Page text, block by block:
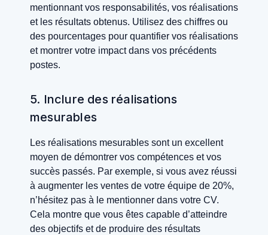
mentionnant vos responsabilités, vos réalisations
et les résultats obtenus. Utilisez des chiffres ou
des pourcentages pour quantifier vos réalisations
et montrer votre impact dans vos précédents
postes.
5. Inclure des réalisations
mesurables
Les réalisations mesurables sont un excellent
moyen de démontrer vos compétences et vos
succès passés. Par exemple, si vous avez réussi
à augmenter les ventes de votre équipe de 20%,
n’hésitez pas à le mentionner dans votre CV.
Cela montre que vous êtes capable d’atteindre
des objectifs et de produire des résultats